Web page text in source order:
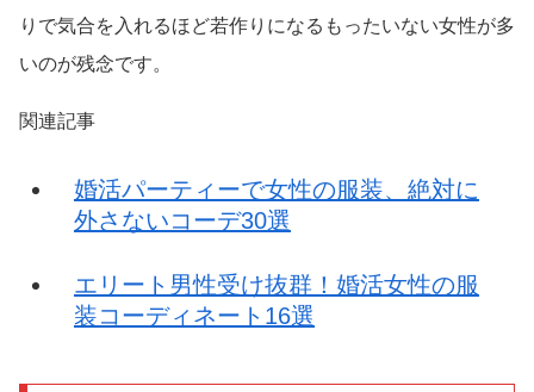
りで気合を入れるほど若作りになるもったいない女性が多
いのが残念です。
関連記事
婚活パーティーで女性の服装、絶対に
外さないコーデ30選
エリート男性受け抜群！婚活女性の服
装コーディネート16選